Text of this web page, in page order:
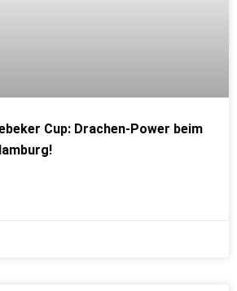
Cup: Drachen-Power beim